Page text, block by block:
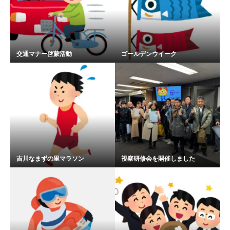
交通マナー啓蒙活動 ゴールデンウイーク
吉川なまずの里マラソン 視察研修会を開催しました